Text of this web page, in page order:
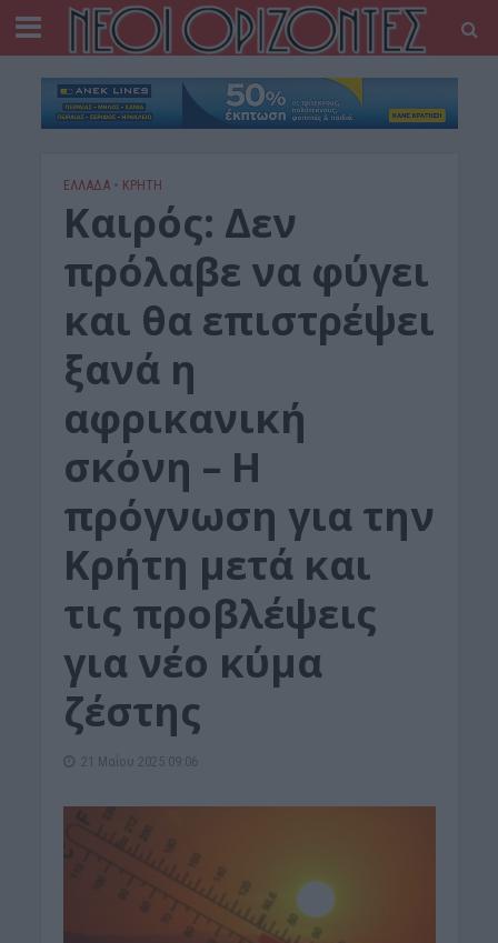
ΕΛΛΑΔΑ • ΚΡΗΤΗ
Καιρός: Δεν
πρόλαβε να φύγει
και θα επιστρέψει
ξανά η
αφρικανική
σκόνη – Η
πρόγνωση για την
Κρήτη μετά και
τις προβλέψεις
για νέο κύμα
ζέστης
21 Μαΐου 2025 09:06